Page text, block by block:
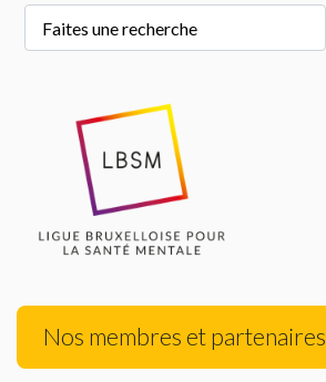
Nos membres et partenaires